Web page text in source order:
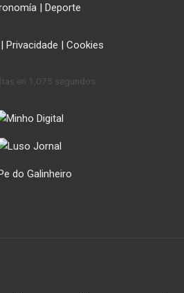
| Deporte
| Privacidade | Cookies
en 1,075 segundos.